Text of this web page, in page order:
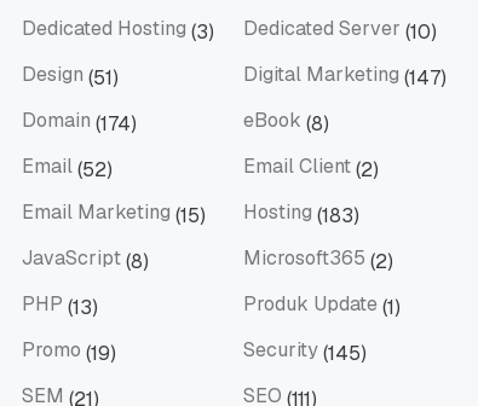
Dedicated Hosting (3) Dedicated Server (10)
Design (51) Digital Marketing (147)
Domain (174) eBook (8)
Email(52) Email Client(2)
Email Marketing (15) Hosting (183)
JavaScript(8) Microsoft365 (2)
PHP (13) Produk Update (1)
Promo (19) Security(145)
SEM (21) SEO (111)